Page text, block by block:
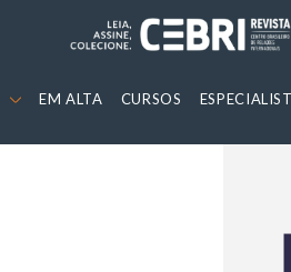
EM ALTA CURSOS